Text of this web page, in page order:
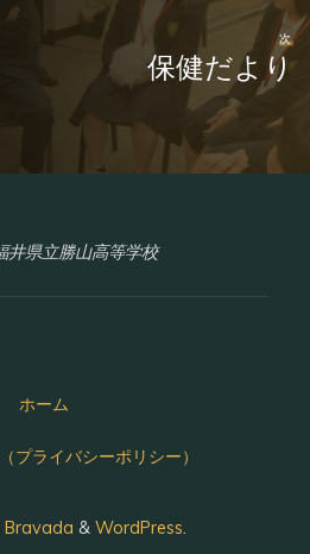
次
保健だより
県立勝山高等学校
ホーム
プライバシーポリシー）
Bravada & WordPress.